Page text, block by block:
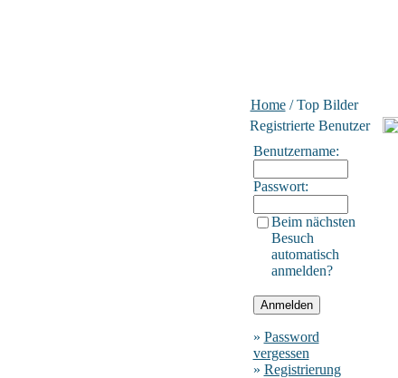
Home/ Top Bilder
Registrierte Benutzer
Benutzername:
Passwort:
Beim nächsten
Besuch
automatisch
anmelden?
» Password
vergessen
» Registrierung